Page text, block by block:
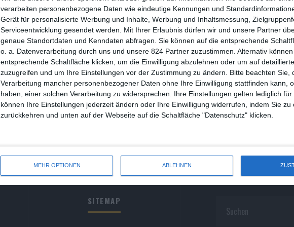
verarbeiten personenbezogene Daten wie eindeutige Kennungen und
Gerät für personalisierte Werbung und Inhalte, Werbung und Inhaltsmessung,
Serviceentwicklung gesendet werden.
Mit Ihrer Erlaubnis dürfen wir und unsere Partner
genaue Standortdaten und Kenndaten abfragen. Sie können auf die entsprechende
o. a. Datenverarbeitung durch uns und unsere 824 Partner zuzustimmen. Alternativ
entsprechende Schaltfläche klicken, um die Einwilligung abzulehnen oder um auf
zuzugreifen und um Ihre Einstellungen vor der Zustimmung zu ändern.
Bitte beachten Sie,
Verarbeitung mancher personenbezogener Daten ohne Ihre Einwilligung stattfinden kann,
haben, einer solchen Verarbeitung zu widersprechen. Ihre Einstellungen gelten lediglich
können Ihre Einstellungen jederzeit ändern oder Ihre Einwilligung widerrufen, indem Sie zu
zurückkehren und unten auf der Webseite auf die Schaltfläche "Datenschutz" klicken.
MEHR OPTIONEN ABLEHNEN
SITEMAP